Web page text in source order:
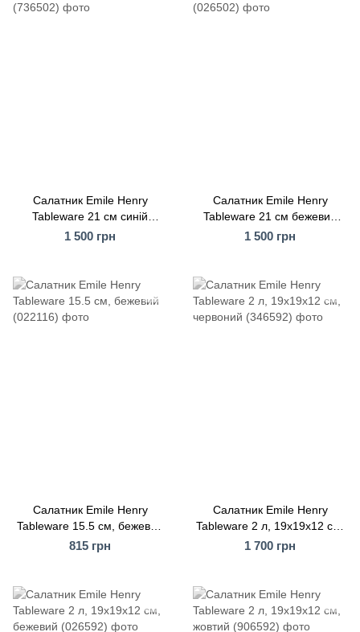
Салатник Emile Henry
Tableware 21 см синій
(736502)
1 500 грн
Салатник Emile Henry
Tableware 21 см бежевий
(026502)
1 500 грн
Салатник Emile Henry
Tableware 15.5 см, бежевий
(022116)
815 грн
Салатник Emile Henry
Tableware 2 л, 19x19x12 см,
червоний (346592)
1 700 грн